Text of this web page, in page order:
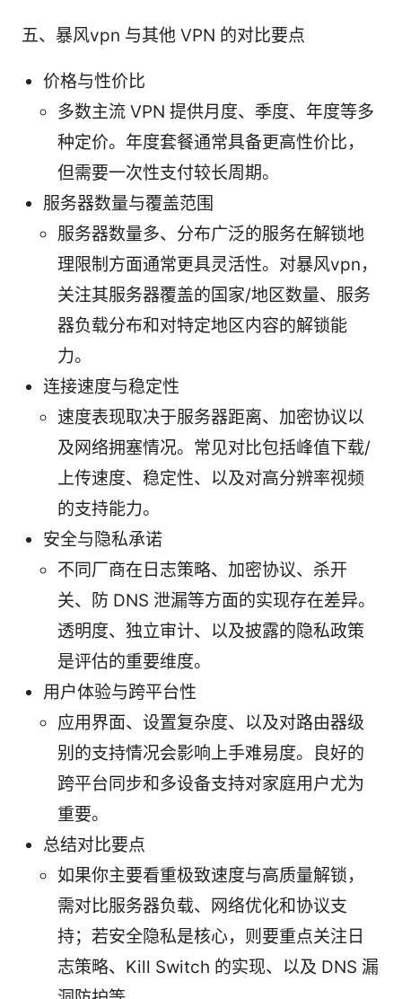
五、暴风vpn 与其他 VPN 的对比要点
价格与性价比
多数主流 VPN 提供月度、季度、年度等多
种定价。年度套餐通常具备更高性价比，
但需要一次性支付较长周期。
服务器数量与覆盖范围
服务器数量多、分布广泛的服务在解锁地
理限制方面通常更具灵活性。对暴风vpn，
关注其服务器覆盖的国家/地区数量、服务
器负载分布和对特定地区内容的解锁能
力。
连接速度与稳定性
速度表现取决于服务器距离、加密协议以
及网络拥塞情况。常见对比包括峰值下载/
上传速度、稳定性、以及对高分辨率视频
的支持能力。
安全与隐私承诺
不同厂商在日志策略、加密协议、杀开
关、防 DNS 泄漏等方面的实现存在差异。
透明度、独立审计、以及披露的隐私政策
是评估的重要维度。
用户体验与跨平台性
应用界面、设置复杂度、以及对路由器级
别的支持情况会影响上手难易度。良好的
跨平台同步和多设备支持对家庭用户尤为
重要。
总结对比要点
如果你主要看重极致速度与高质量解锁，
需对比服务器负载、网络优化和协议支
持；若安全隐私是核心，则要重点关注日
志策略、Kill Switch 的实现、以及 DNS 漏